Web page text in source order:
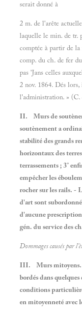
serait donné à
2 m. de l'arête
laquelle le min. de tr.
comptée à partir de
comp. du ch. de fer
pas 'Jans celles
2 nov. 1864. Dés
l'administration. » (C.
II. Murs de
soutènement a
stabilité des grands
horizontaux des
terrassements ; 3°
empêcher les
rocher sur les rails. -
d'art sont
d'aucune prescription
gén. du service des
Dommages causés par
III. Murs mitoyens.
bordés dans
conditions
en mitoyenneté avec